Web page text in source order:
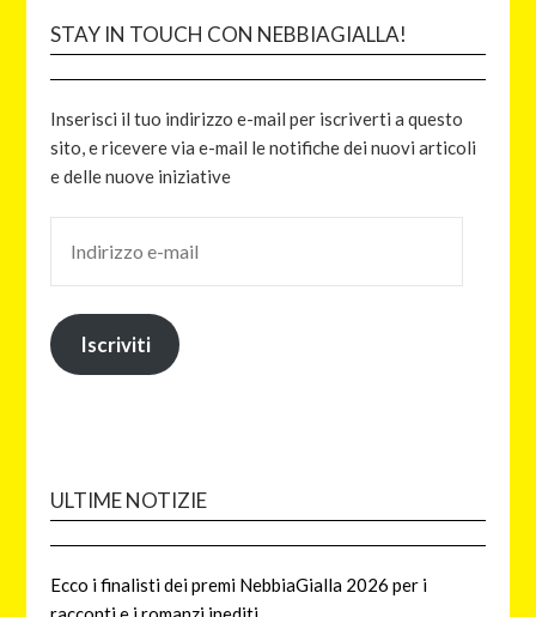
STAY IN TOUCH CON NEBBIAGIALLA!
Inserisci il tuo indirizzo e-mail per iscriverti a questo
sito, e ricevere via e-mail le notifiche dei nuovi articoli
e delle nuove iniziative
Iscriviti
ULTIME NOTIZIE
Ecco i finalisti dei premi NebbiaGialla 2026 per i